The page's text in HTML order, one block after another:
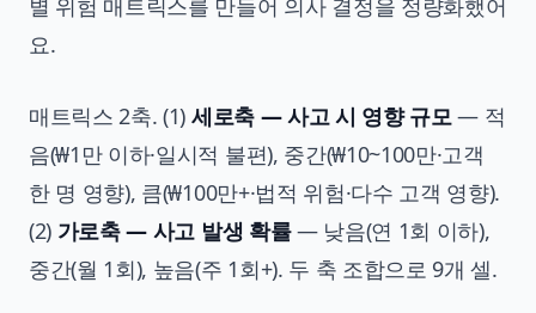
요.
매트릭스 2축. (1) 세로축 — 사고 시 영향 규모— 적
음(₩1만 이하·일시적 불편), 중간(₩10~100만·고객
한 명 영향), 큼(₩100만+·법적 위험·다수 고객 영향).
(2) 가로축 — 사고 발생 확률— 낮음(연 1회 이하),
중간(월 1회), 높음(주 1회+). 두 축 조합으로 9개 셀.